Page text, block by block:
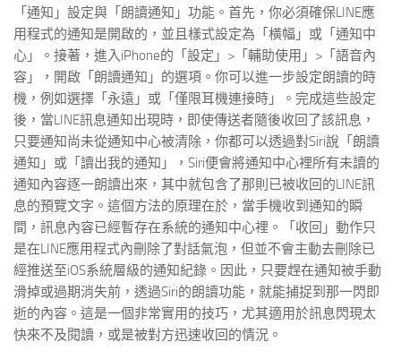
「通知」設定與「朗讀通知」功能。首先，你必須確保LINE應
用程式的通知是開啟的，並且樣式設定為「橫幅」或「通知中
心」。接著，進入iPhone的「設定」>「輔助使用」>「語音內
容」，開啟「朗讀通知」的選項。你可以進一步設定朗讀的時
機，例如選擇「永遠」或「僅限耳機連接時」。完成這些設定
後，當LINE訊息通知出現時，即使傳送者隨後收回了該訊息，
只要通知尚未從通知中心被清除，你都可以透過對Siri說「朗讀
通知」或「讀出我的通知」，Siri便會將通知中心裡所有未讀的
通知內容逐一朗讀出來，其中就包含了那則已被收回的LINE訊
息的預覽文字。這個方法的原理在於，當手機收到通知的瞬
間，訊息內容已經暫存在系統的通知中心裡。「收回」動作只
是在LINE應用程式內刪除了對話氣泡，但並不會主動去刪除已
經推送至iOS系統層級的通知紀錄。因此，只要趕在通知被手動
滑掉或過期消失前，透過Siri的朗讀功能，就能捕捉到那一閃即
逝的內容。這是一個非常實用的技巧，尤其適用於訊息閃現太
快來不及閱讀，或是被對方迅速收回的情況。